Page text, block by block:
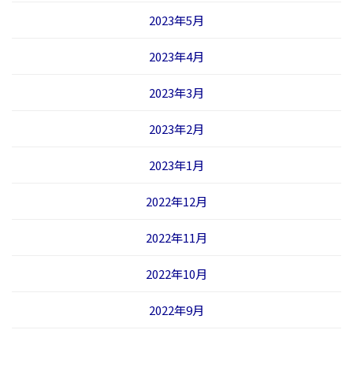
2023年5月
2023年4月
2023年3月
2023年2月
2023年1月
2022年12月
2022年11月
2022年10月
2022年9月